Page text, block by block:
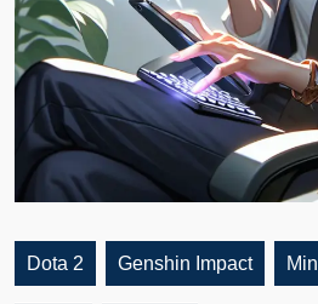
Dota 2 Genshin Impact